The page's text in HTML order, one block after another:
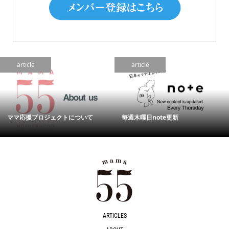
article
ママ応援プロジェクトについて
article
毎週木曜日note更新
ARTICLES